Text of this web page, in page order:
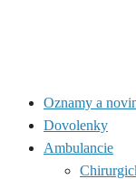
Oznamy a
Dovolenky
Ambulancie